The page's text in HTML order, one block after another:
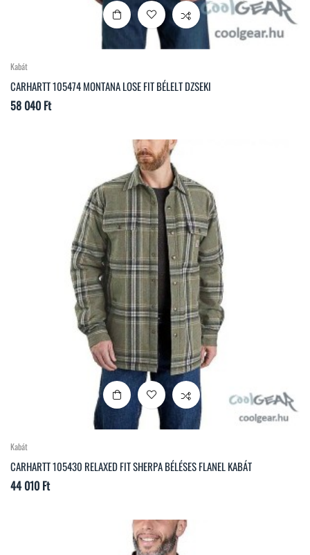
Kabát
CARHARTT 105474 MONTANA LOSE FIT BÉLELT DZSEKI
Ár
58 040 Ft
Kabát
CARHARTT 105430 RELAXED FIT SHERPA BÉLÉSES FLANEL KABÁT
Ár
44 010 Ft